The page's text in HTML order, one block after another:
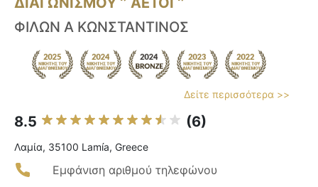
ΦΙΛΩΝ Α ΚΩΝΣΤΑΝΤΙΝΟΣ
Δείτε περισσότερα >>
8.5 (6)
Λαμία, 35100 Lamía, Greece
Εμφάνιση αριθμού τηλεφώνου